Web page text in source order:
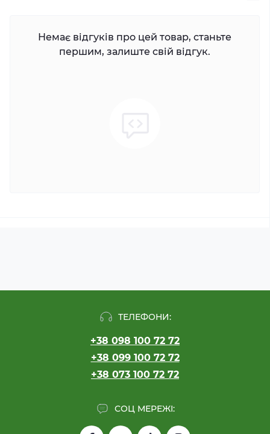
Немає відгуків про цей товар, станьте
першим, залиште свій відгук.
ТЕЛЕФОНИ:
+38 098 100 72 72
+38 099 100 72 72
+38 073 100 72 72
СОЦ МЕРЕЖІ: